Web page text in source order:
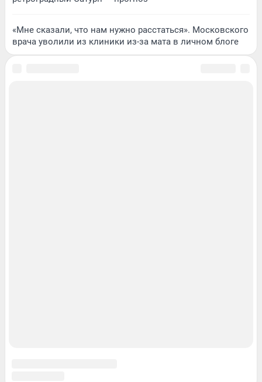
«Мне сказали, что нам нужно расстаться». Московского
врача уволили из клиники из-за мата в личном блоге